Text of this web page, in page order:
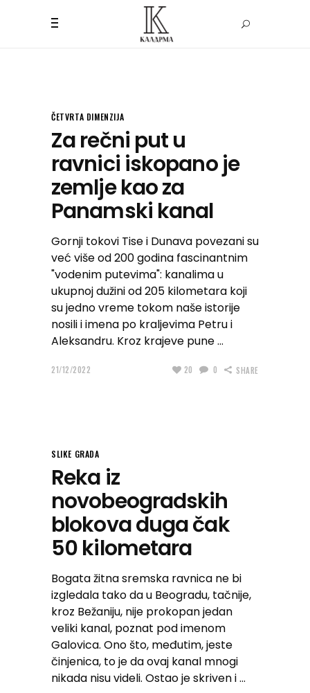
ČETVRTA DIMENZIJA
Za rečni put u
ravnici iskopano je
zemlje kao za
Panamski kanal
Gornji tokovi Tise i Dunava povezani su
već više od 200 godina fascinantnim
"vodenim putevima": kanalima u
ukupnoj dužini od 205 kilometara koji
su jedno vreme tokom naše istorije
nosili i imena po kraljevima Petru i
Aleksandru. Kroz krajeve pune
21/12/2022 20 0 SHARE
SLIKE GRADA
Reka iz
novobeogradskih
blokova duga čak
50 kilometara
Bogata žitna sremska ravnica ne bi
izgledala tako da u Beogradu, tačnije,
kroz Bežaniju, nije prokopan jedan
veliki kanal, poznat pod imenom
Galovica. Ono što, međutim, jeste
činjenica, to je da ovaj kanal mnogi
nikada nisu videli. Ostao je skriven i